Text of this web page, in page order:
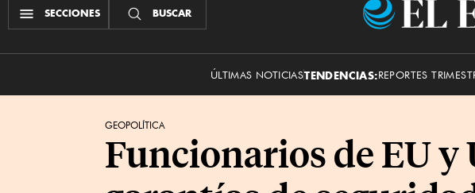
SECCIONES BUSCAR
ÚLTIMAS NOTICIASTENDENCIAS:REPORTES
GEOPOLÍTICA
Funcionarios de EU